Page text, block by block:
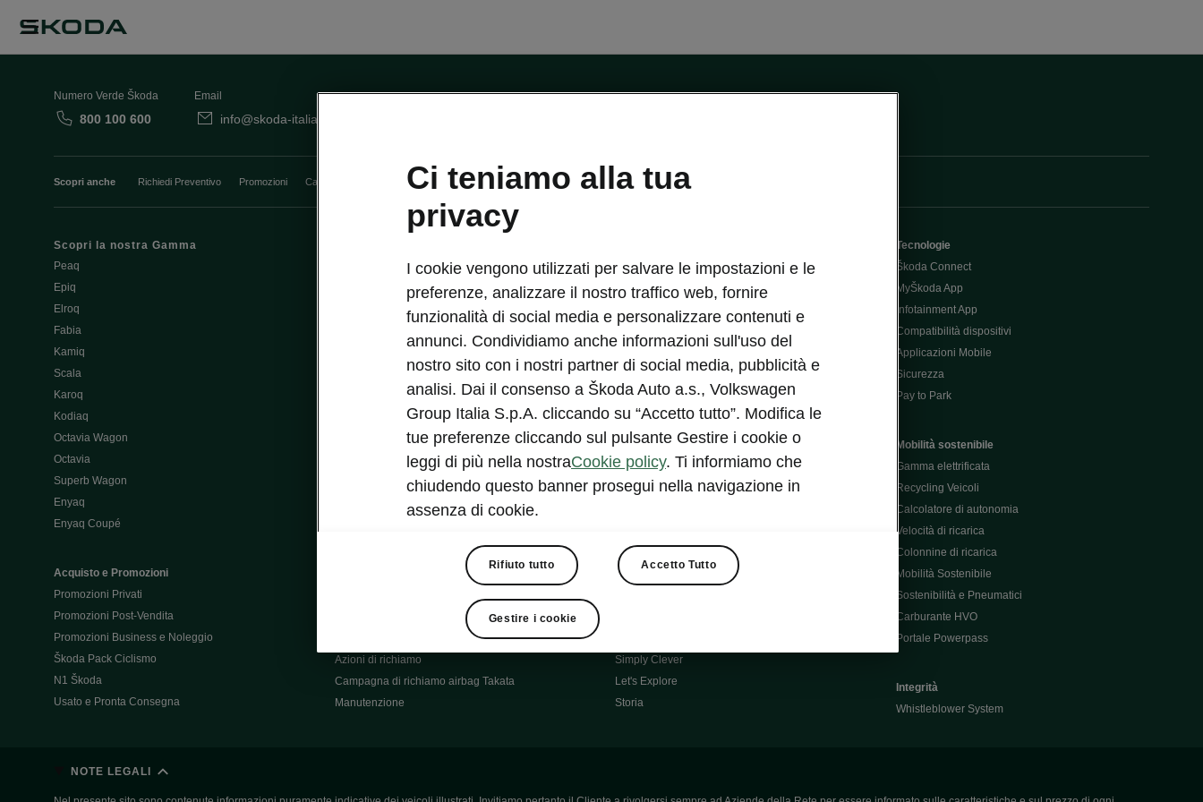
Numero Verde Škoda
800 100 600
Email
info@skoda-italia.it
Scopri anche Richiedi Preventivo Promozioni Cataloghi e Listini Car Configurator Rete Škoda
Scopri la nostra Gamma
Peaq
Epiq
Elroq
Fabia
Kamiq
Scala
Karoq
Kodiaq
Octavia Wagon
Octavia
Superb Wagon
Enyaq
Enyaq Coupé
Acquisto e Promozioni
Promozioni Privati
Promozioni Post-Vendita
Promozioni Business e Noleggio
Škoda Pack Ciclismo
N1 Škoda
Usato e Pronta Consegna
Aziende e P.IVA
Usato Škoda Plus
Cataloghi e listini
Richiedi Preventivo
Richiedi Test Drive
Post-vendita aziende e P.IVA
Škoda Supercard
Azioni di richiamo
Campagna di richiamo airbag Takata
Manutenzione
Informazioni per soccorritori
Dichiarazione di cambio proprietà
Richiedi Assistenza Service
Mondo Škoda
Milano Design Week
Fabia Green Flow
Škoda Official Partner X Factor 202
Elroq Respectline
Contatti
Auto per neopatentati
Simply Clever
Let's Explore
Storia
Tecnologie
Škoda Connect
MyŠkoda App
Infotainment App
Compatibilità dispositivi
Applicazioni Mobile
Sicurezza
Pay to Park
Mobilità sostenibile
Gamma elettrificata
Recycling Veicoli
Calcolatore di autonomia
Velocità di ricarica
Colonnine di ricarica
Mobilità Sostenibile
Sostenibilità e Pneumatici
Carburante HVO
Portale Powerpass
Integrità
Whistleblower System
NOTE LEGALI
Ci teniamo alla tua
privacy
I cookie vengono utilizzati per salvare le impostazioni e le
preferenze, analizzare il nostro traffico web, fornire
funzionalità di social media e personalizzare contenuti e
annunci. Condividiamo anche informazioni sull'uso del
nostro sito con i nostri partner di social media, pubblicità e
analisi. Dai il consenso a Škoda Auto a.s., Volkswagen
Group Italia S.p.A. cliccando su “Accetto tutto”. Modifica le
tue preferenze cliccando sul pulsante Gestire i cookie o
leggi di più nella nostraCookie policy. Ti informiamo che
chiudendo questo banner prosegui nella navigazione in
assenza di cookie.
Rifiuto tutto Accetto Tutto
Gestire i cookie